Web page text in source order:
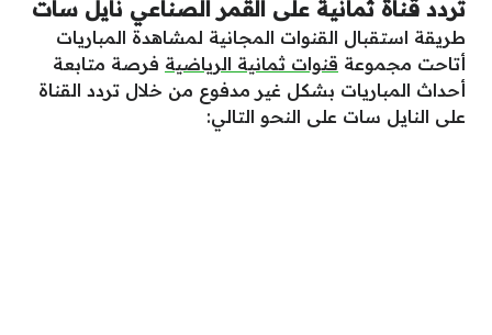
تردد قناة ثمانية على القمر الصناعي نايل سات
طريقة استقبال القنوات المجانية لمشاهدة المباريات
أتاحت مجموعة قنوات ثمانية الرياضية فرصة متابعة
أحداث المباريات بشكل غير مدفوع من خلال تردد القناة
على النايل سات على النحو التالي: